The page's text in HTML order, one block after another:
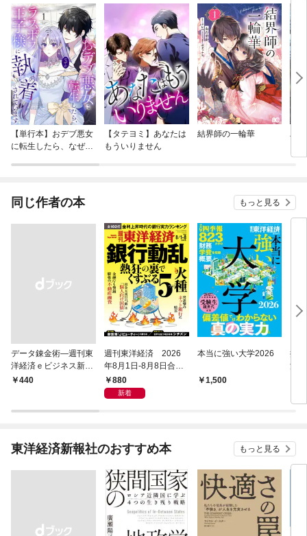
【単行本】おデブ悪女
に転生したら、なぜか
【タテヨミ】あなたは
もういりません
結界師の一輪華
バ
今
同じ作者の本 もっと見る
データ錬金術―週刊東
洋経済ｅビジネス新書
Ｎo.493
￥440
週刊東洋経済 2026
年8月1日-8月8日合併
号880
新着
本当に強い大学2026
1,500
損
洋
東洋経済新報社のおすすめ本 もっと見る